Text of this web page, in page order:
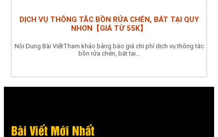
DỊCH VỤ THÔNG TẮC BỒN RỬA CHÉN, BÁT TẠI QUY
NHƠN【GIÁ TỪ 55K】
Nội Dung Bài ViếtTham khảo bảng báo giá chi phí dịch vụ thông tắc
bồn rửa chén, bát tại...
Bài Viết Mới Nhất